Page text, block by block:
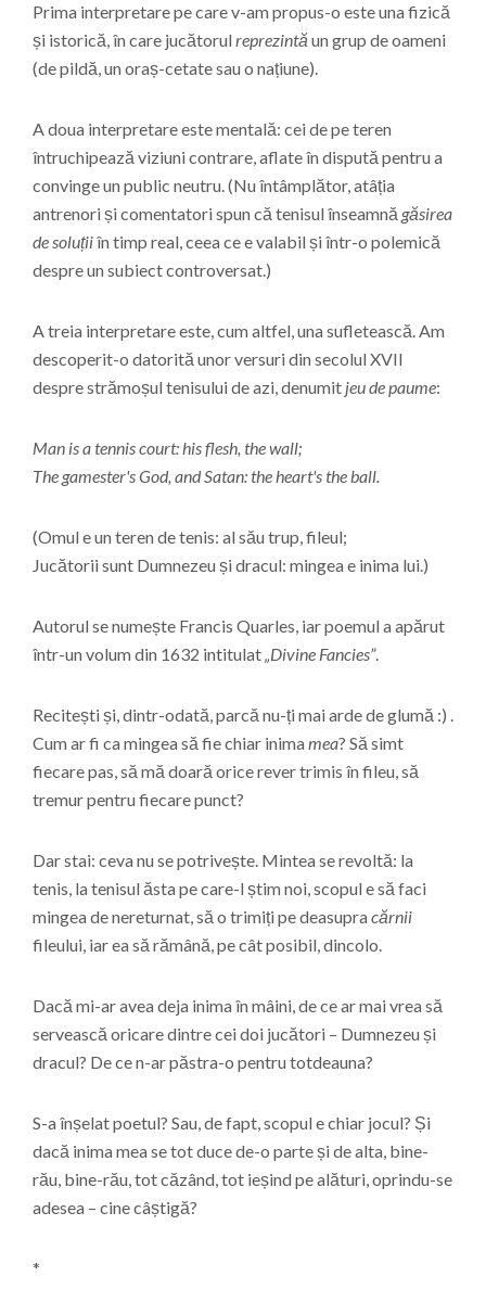
Prima interpretare pe care v-am propus-o este una fizică
și istorică, în care jucătorul reprezintă un grup de oameni
(de pildă, un oraș-cetate sau o națiune).
A doua interpretare este mentală: cei de pe teren
întruchipează viziuni contrare, aflate în dispută pentru a
convinge un public neutru. (Nu întâmplător, atâția
antrenori și comentatori spun că tenisul înseamnă găsirea
de soluțiiîn timp real, ceea ce e valabil și într-o polemică
despre un subiect controversat.)
A treia interpretare este, cum altfel, una sufletească. Am
descoperit-o datorită unor versuri din secolul XVII
despre strămoșul tenisului de azi, denumit jeu de paume:
Man is a tennis court: his flesh, the wall;
The gamester's God, and Satan: the heart's the ball.
(Omul e un teren de tenis: al său trup, fileul;
Jucătorii sunt Dumnezeu și dracul: mingea e inima lui.)
Autorul se numește Francis Quarles, iar poemul a apărut
într-un volum din 1632 intitulat„Divine Fancies”.
Recitești și, dintr-odată, parcă nu-ți mai arde de glumă :) .
Cum ar fi ca mingea să fie chiar inima mea? Să simt
fiecare pas, să mă doară orice rever trimis în fileu, să
tremur pentru fiecare punct?
Dar stai: ceva nu se potrivește. Mintea se revoltă: la
tenis, la tenisul ăsta pe care-l știm noi, scopul e să faci
mingea de nereturnat, să o trimiți pe deasupra cărnii
fileului, iar ea să rămână, pe cât posibil, dincolo.
Dacă mi-ar avea deja inima în mâini, de ce ar mai vrea să
servească oricare dintre cei doi jucători – Dumnezeu și
dracul? De ce n-ar păstra-o pentru totdeauna?
S-a înșelat poetul? Sau, de fapt, scopul e chiar jocul? Și
dacă inima mea se tot duce de-o parte și de alta, bine-
rău, bine-rău, tot căzând, tot ieșind pe alături, oprindu-se
adesea – cine câștigă?
*